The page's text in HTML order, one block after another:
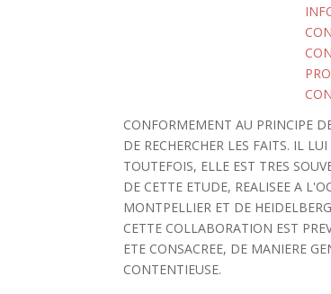
CONFORMEMENT AU PRINCIPE
DE RECHERCHER LES FAITS. IL
TOUTEFOIS, ELLE EST TRES
DE CETTE ETUDE, REALISEE A
MONTPELLIER ET DE
CETTE COLLABORATION EST
ETE CONSACREE, DE MANIERE
CONTENTIEUSE.